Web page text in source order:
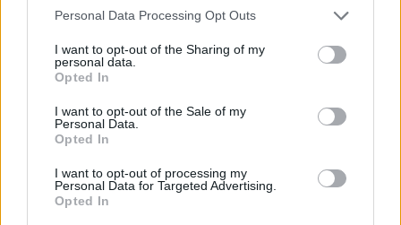
Please note that this website/app uses one or more Google
not limited to your visit or usage behaviour. You may click to
grant or deny consent to Google and its third-party tags to
use your data for below specified purposes in below Google
consent section.
Personal Data Processing Opt Outs
I want to opt-out of the Sharing of my
personal data.
Opted In
I want to opt-out of the Sale of my
Personal Data.
Opted In
I want to opt-out of processing my
Personal Data for Targeted Advertising.
Opted In
próbára tehetik a türelmüket és kitartásukat. Fontos, hogy ne
hozzanak elhamarkodott döntéseket, hanem megfontoltan
kezeljék a helyzeteket.
Az önreflexió és a belső béke keresése most különösen
fontos lesz a Skorpiók számára. Az önismereti gyakorlatok,
meditáció vagy egy mély beszélgetés segíthet abban, hogy
tisztábban lássák az érzelmeiket és megoldást találjanak a